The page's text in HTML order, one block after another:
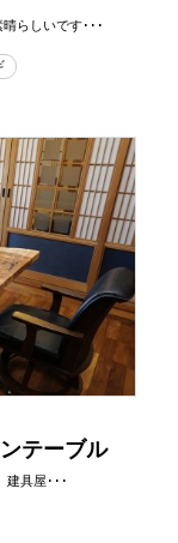
らしいです･･･
テーブル
建具屋･･･